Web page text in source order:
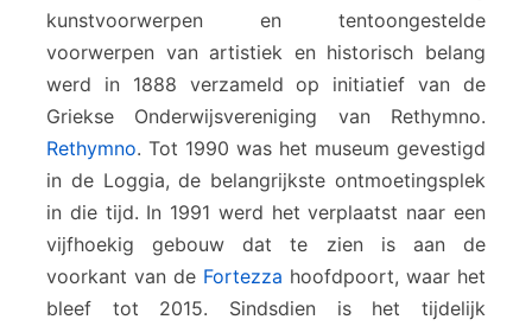
kunstvoorwerpen en tentoongestelde
voorwerpen van artistiek en historisch belang
werd in 1888 verzameld op initiatief van de
Griekse Onderwijsvereniging van Rethymno.
Rethymno. Tot 1990 was het museum gevestigd
in de Loggia, de belangrijkste ontmoetingsplek
in die tijd. In 1991 werd het verplaatst naar een
vijfhoekig gebouw dat te zien is aan de
voorkant van de Fortezza hoofdpoort, waar het
bleef tot 2015. Sindsdien is het tijdelijk